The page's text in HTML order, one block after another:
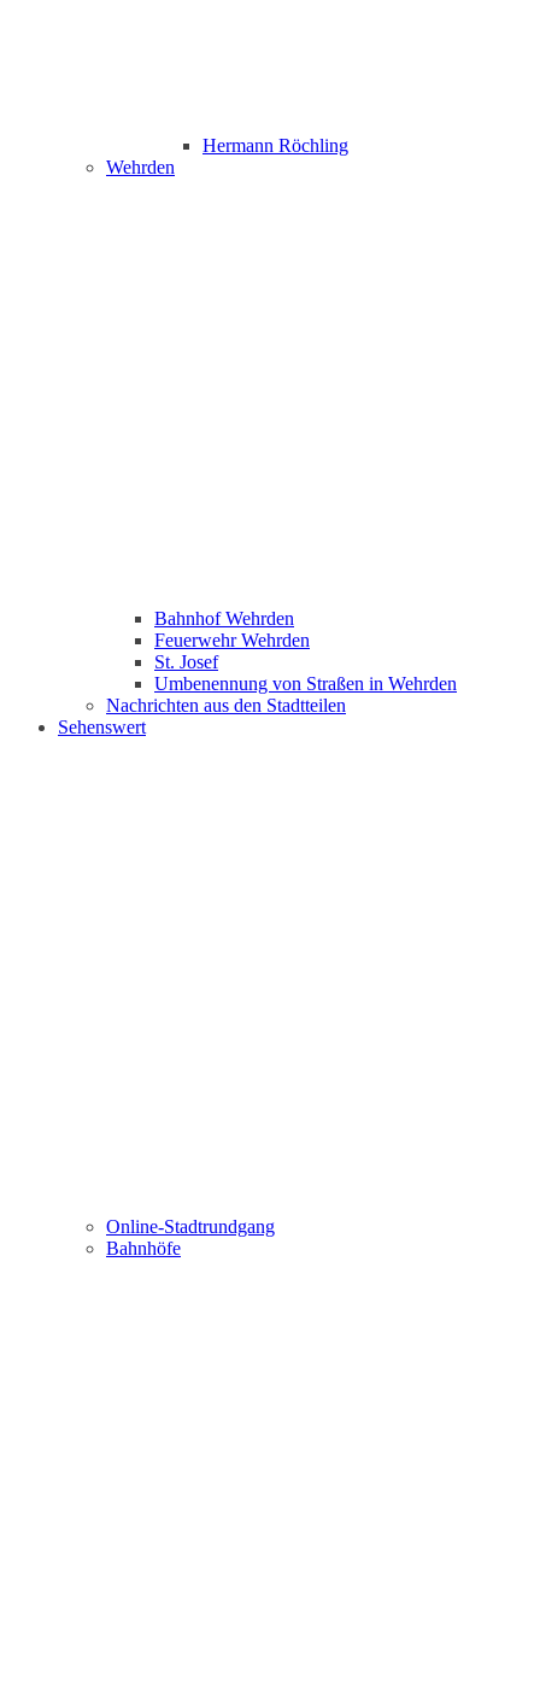
Hermann Röchling
Wehrden
Bahnhof Wehrden
Feuerwehr Wehrden
St. Josef
Umbenennung von Straßen in Wehrden
Nachrichten aus den Stadtteilen
Sehenswert
Online-Stadtrundgang
Bahnhöfe